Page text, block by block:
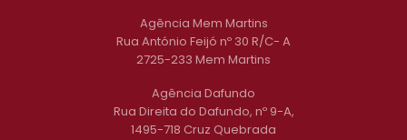
Agência Mem Martins
Rua António Feijó nº 30 R/C- A
2725-233 Mem Martins
Agência Dafundo
Rua Direita do Dafundo, nº 9-A,
1495-718 Cruz Quebrada